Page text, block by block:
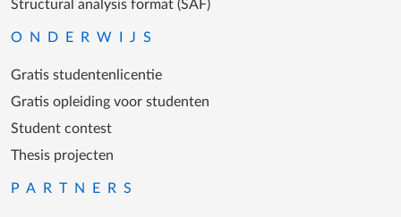
Structural analysis format (SAF)
ONDERWIJS
Gratis studentenlicentie
Gratis opleiding voor studenten
Student contest
Thesis projecten
PARTNERS